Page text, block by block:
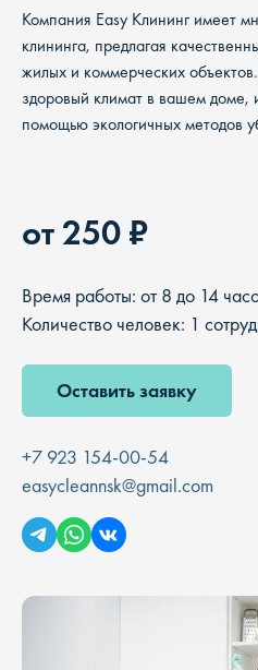
Компания Easy Клининг имеет
клининга, предлагая
жилых и коммерческих
здоровый климат в вашем доме,
помощью экологичных методов
от 250 ₽
Время работы: от 8 до 14
Количество человек: 1
Оставить заявку
+7 923 154-00-54
easycleannsk@gmail.com